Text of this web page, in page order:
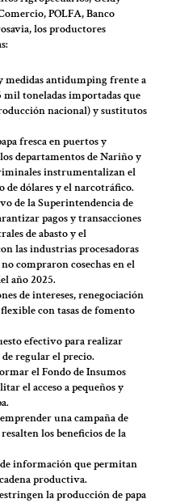
POLFA, Banco
los productores
medidas antidumping frente a
mil toneladas importadas que
nacional) y sustitutos
fresca en puertos y
departamentos de Nariño y
instrumentalizan el
de dólares y el narcotráfico.
de la Superintendencia de
pagos y transacciones
de abasto y el
las industrias procesadoras
compraron cosechas en el
año 2025.
de intereses, renegociación
con tasas de fomento
efectivo para realizar
regular el precio.
el Fondo de Insumos
el acceso a pequeños y
una campaña de
los beneficios de la
información que permitan
productiva.
la producción de papa